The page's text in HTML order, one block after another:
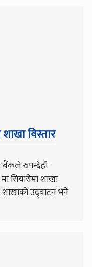
विस्तार
बैंकले रुपन्देही
सियारीमा शाखा
शाखाको उद्घाटन भने